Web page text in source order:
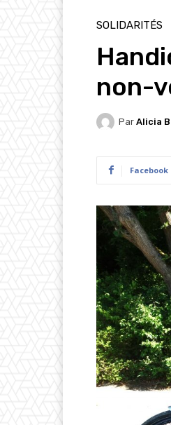
SOLIDARITÉS
non-
Par Alicia
Facebook